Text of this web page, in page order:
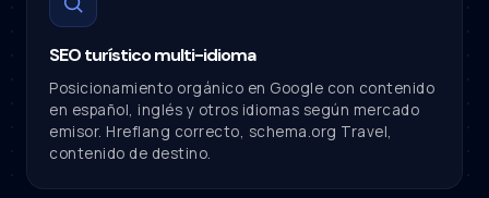
SEO turístico multi-idioma
Posicionamiento orgánico en Google con contenido
en español, inglés y otros idiomas según mercado
emisor. Hreflang correcto, schema.org Travel,
contenido de destino.